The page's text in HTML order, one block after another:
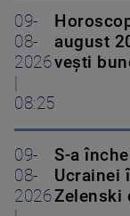
09-
08-
2026
08:25
august
vești
09-
08-
2026
S-a
Ucrainei
Zelenski